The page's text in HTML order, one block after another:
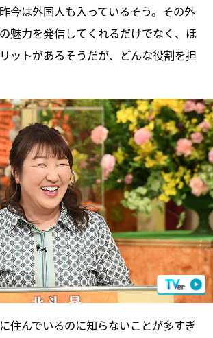
今は外国人も入っているそう。その外
魅力を発信してくれるだけでなく、ほ
ットがあるそうだが、どんな役割を担
住んでいるのに知らないことが多すぎ